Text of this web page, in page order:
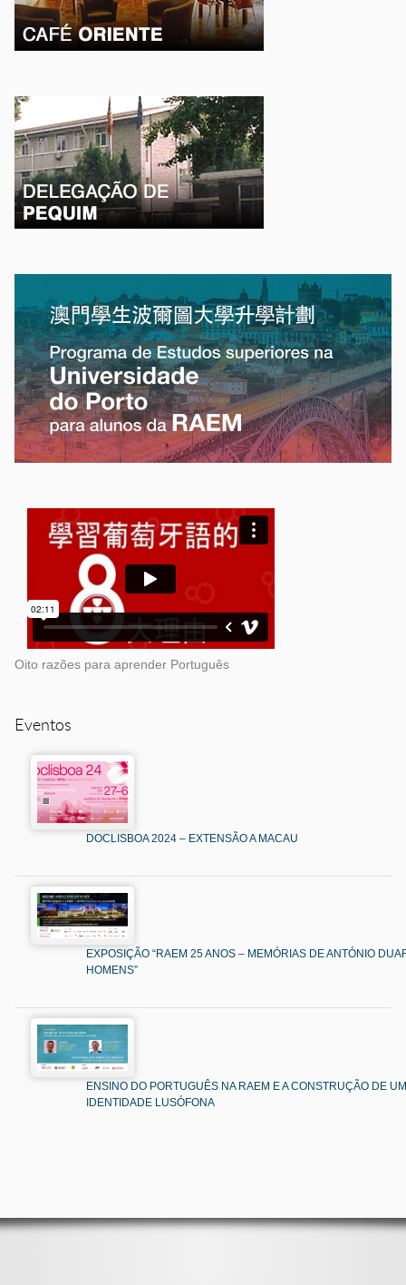
Oito razões para aprender Português
Eventos
DOCLISBOA 2024 – EXTENSÃO A MACAU
EXPOSIÇÃO “RAEM 25 ANOS – MEMÓRIAS DE ANTÓNIO
HOMENS”
ENSINO DO PORTUGUÊS NA RAEM E A CONSTRUÇÃO DE
IDENTIDADE LUSÓFONA